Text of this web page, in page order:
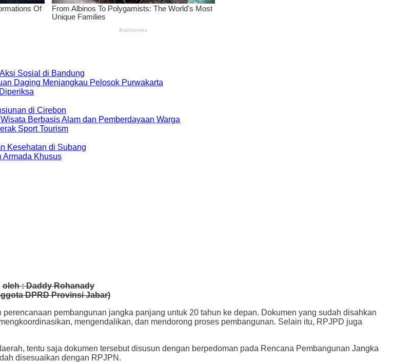
Sosial di Bandung
Daging Menjangkau Pelosok Purwakarta
di Cirebon
Berbasis Alam dan Pemberdayaan Warga
Sport Tourism
Kesehatan di Subang
Armada Khusus
oleh : Daddy Rohanady
DPRD Provinsi Jabar)
pembangunan jangka panjang untuk 20 tahun ke depan. Dokumen yang sudah disahkan
mengendalikan, dan mendorong proses pembangunan. Selain itu, RPJPD juga
tentu saja dokumen tersebut disusun dengan berpedoman pada Rencana Pembangunan Jangka
disesuaikan dengan RPJPN.